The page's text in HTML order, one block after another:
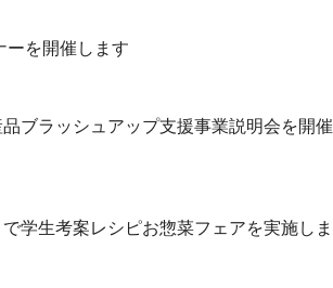
ーを開催します
ブラッシュアップ支援事業説明会を開
学生考案レシピお惣菜フェアを実施しま